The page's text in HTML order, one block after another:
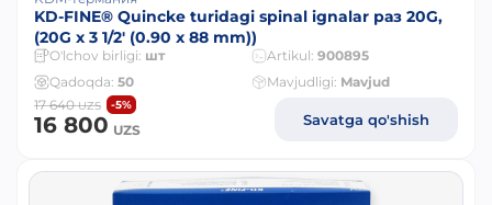
KD-FINE® Quincke turidagi spinal ignalar раз 20G,
(20G x 3 1/2' (0.90 x 88 mm))
O'lchov birligi: шт Artikul: 900895
Qadoqda: 50 Mavjudligi: Mavjud
16 800 UZS
17 640UZS -5%
Savatga qo'shish